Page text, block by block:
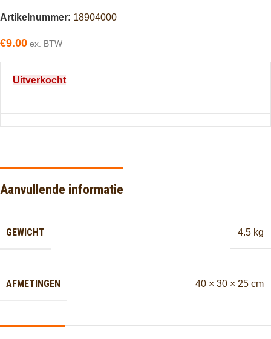
Artikelnummer: 18904000
€9.00 ex. BTW
Uitverkocht
Aanvullende informatie
GEWICHT 4.5 kg
AFMETINGEN 40 × 30 × 25 cm